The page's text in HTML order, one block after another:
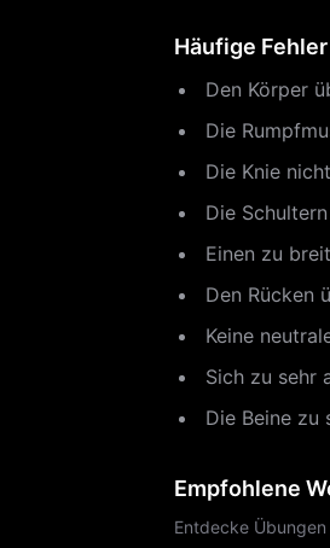
Häufige Fehler
Den Körper
Die
Die Knie
Die
Einen zu
Den Rücken
Keine
Sich zu sehr
Die Beine zu
Empfohlene
Entdecke